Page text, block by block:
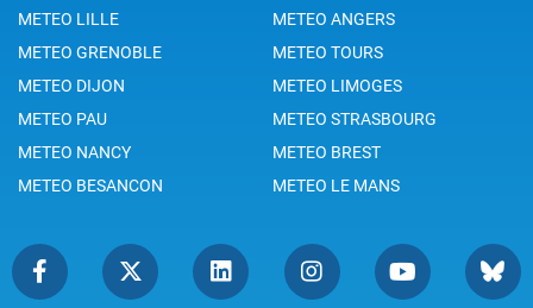
METEO LILLE
METEO ANGERS
METEO GRENOBLE
METEO TOURS
METEO DIJON
METEO LIMOGES
METEO PAU
METEO STRASBOURG
METEO NANCY
METEO BREST
METEO BESANCON
METEO LE MANS